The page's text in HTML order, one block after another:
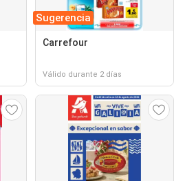
Sugerencia
Carrefour
Válido durante 2 días